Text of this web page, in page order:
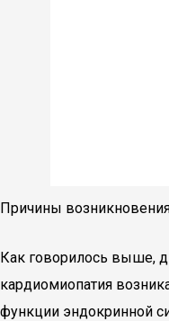
Причины
Как говорилось выше,
кардиомиопатия
функции эндокринной